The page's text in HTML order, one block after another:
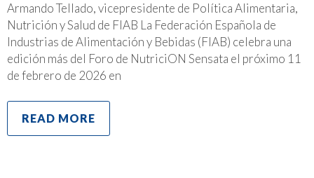
Armando Tellado, vicepresidente de Política Alimentaria,
Nutrición y Salud de FIAB La Federación Española de
Industrias de Alimentación y Bebidas (FIAB) celebra una
edición más del Foro de NutriciON Sensata el próximo 11
de febrero de 2026 en
READ MORE